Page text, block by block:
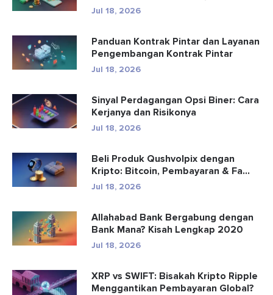
Perd...
Jul 18, 2026
Panduan Kontrak Pintar dan Layanan
Pengembangan Kontrak Pintar
Jul 18, 2026
Sinyal Perdagangan Opsi Biner: Cara
Kerjanya dan Risikonya
Jul 18, 2026
Beli Produk Qushvolpix dengan
Kripto: Bitcoin, Pembayaran & Fa...
Jul 18, 2026
Allahabad Bank Bergabung dengan
Bank Mana? Kisah Lengkap 2020
Jul 18, 2026
XRP vs SWIFT: Bisakah Kripto Ripple
Menggantikan Pembayaran Global?